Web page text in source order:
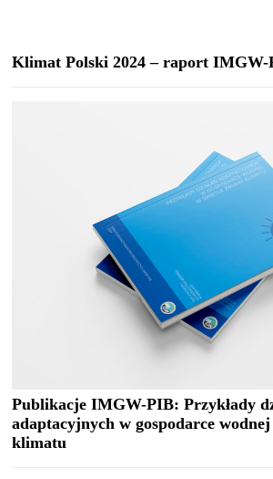
Klimat Polski 2024 – raport IMGW-
Publikacje IMGW-PIB: Przykłady
adaptacyjnych w gospodarce
klimatu